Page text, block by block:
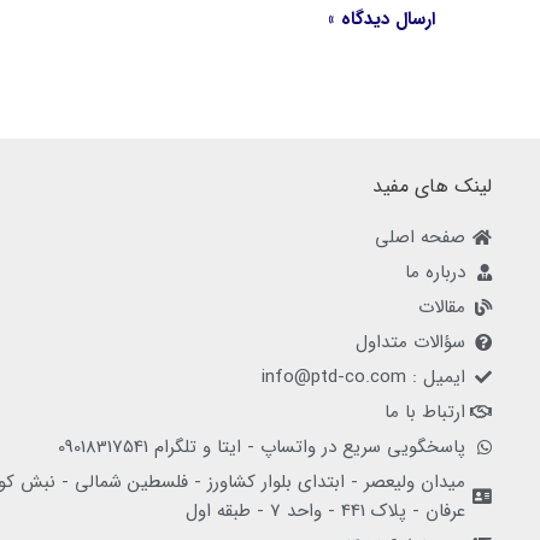
لینک های مفید
صفحه اصلی
درباره ما
مقالات
سؤالات متداول
ایمیل : info@ptd-co.com
ارتباط با ما
پاسخگویی سریع در واتساپ - ایتا و تلگرام 09018317541
میدان ولیعصر - ابتدای بلوار کشاورز - فلسطین شمالی - نبش
عرفان - پلاک 441 - واحد 7 - طبقه اول